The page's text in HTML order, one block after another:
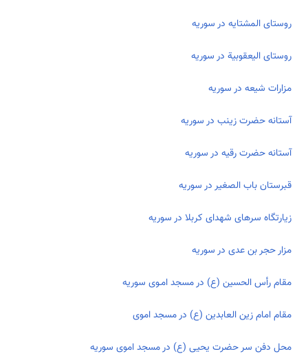
روستای المشتايه در سوریه
روستای اليعقوبية در سوریه
مزارات شیعه در سوریه
آستانه حضرت زينب در سوریه
آستانه حضرت رقيه در سوریه
قبرستان باب الصغیر در سوریه
زیارتگاه سرهای شهدای کربلا در سوریه
مزار حجر بن عدی در سوریه
مقام رأس الحسين (ع) در مسجد امـوی سوریه
مقام امام زين العابدين (ع) در مسجد اموی
محل دفن سر حضرت یحیی (ع) در مسجد اموی سوریه